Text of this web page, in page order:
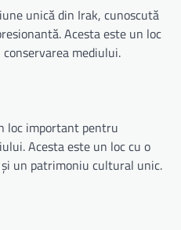
unică din Irak, cunoscută
Acesta este un loc
mediului.
loc important pentru
Acesta este un loc cu o
un patrimoniu cultural unic.